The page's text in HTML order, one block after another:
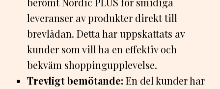
leveranser av produkter direkt till
brevlådan. Detta har uppskattats av
kunder som vill ha en effektiv och
bekväm shoppingupplevelse.
Trevligt bemötande: En del kunder har